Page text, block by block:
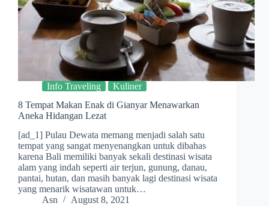
Info Traveling
Kuliner
8 Tempat Makan Enak di Gianyar Menawarkan
Aneka Hidangan Lezat
[ad_1] Pulau Dewata memang menjadi salah satu
tempat yang sangat menyenangkan untuk dibahas
karena Bali memiliki banyak sekali destinasi wisata
alam yang indah seperti air terjun, gunung, danau,
pantai, hutan, dan masih banyak lagi destinasi wisata
yang menarik wisatawan untuk…
Asn
August 8, 2021